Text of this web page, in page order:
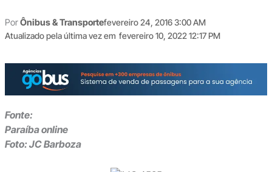
PorÔnibus & Transportefevereiro 24, 2016 3:00 AM
Atualizado pela última vez em fevereiro 10, 2022 12:17 PM
Fonte:
Paraíba online
Foto: JC Barboza